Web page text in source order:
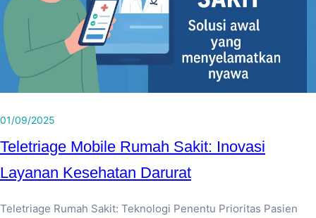
01/09/2025
Teletriage Mobile Rumah Sakit: Inovasi
Layanan Kesehatan Darurat
Teletriage Rumah Sakit: Teknologi Penentu Prioritas Pasien